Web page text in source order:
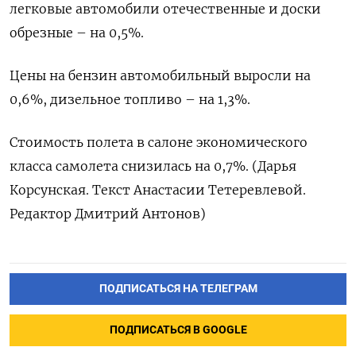
легковые автомобили отечественные и доски
обрезные – на 0,5%.
Цены на бензин автомобильный выросли на
0,6%, дизельное топливо – на 1,3%.
Стоимость полета в салоне экономического
класса самолета снизилась на 0,7%. (Дарья
Корсунская. Текст Анастасии Тетеревлевой.
Редактор Дмитрий Антонов)
ПОДПИСАТЬСЯ НА ТЕЛЕГРАМ
ПОДПИСАТЬСЯ В GOOGLE